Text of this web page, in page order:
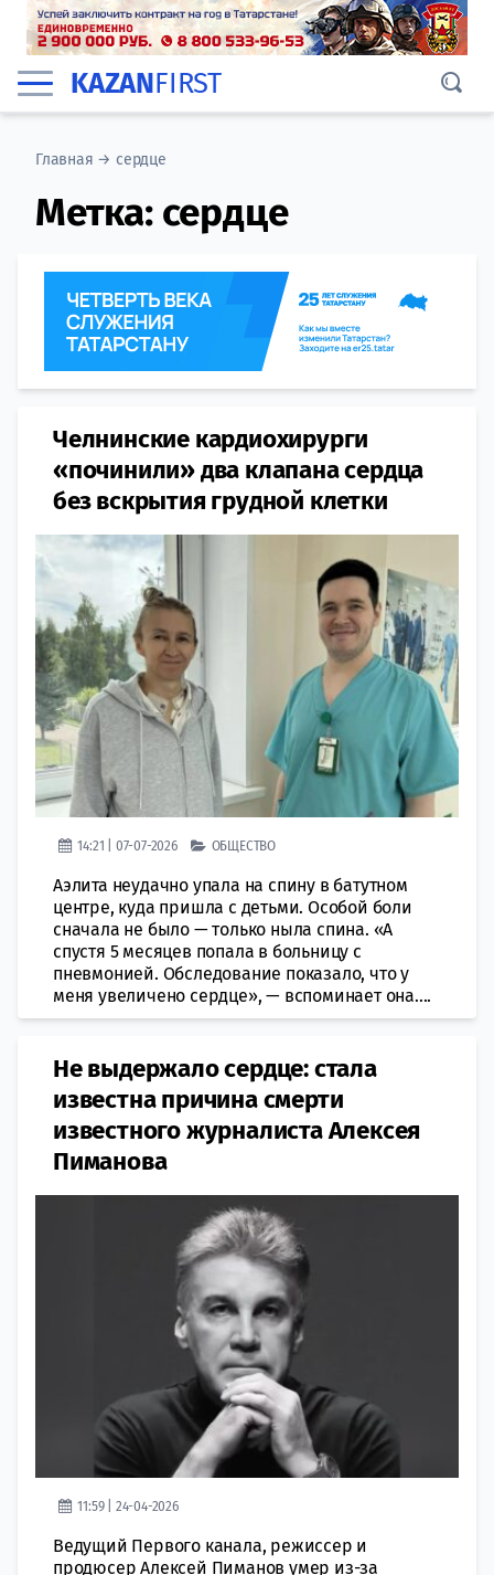
KAZANFIRST
Главная → сердце
Метка: сердце
Челнинские кардиохирурги
«починили» два клапана сердца
без вскрытия грудной клетки
14:21 | 07-07-2026 ОБЩЕСТВО
Аэлита неудачно упала на спину в батутном
центре, куда пришла с детьми. Особой боли
сначала не было — только ныла спина. «А
спустя 5 месяцев попала в больницу с
пневмонией. Обследование показало, что у
меня увеличено сердце», — вспоминает она....
Не выдержало сердце: стала
известна причина смерти
известного журналиста Алексея
Пиманова
11:59 | 24-04-2026
Ведущий Первого канала, режиссер и
продюсер Алексей Пиманов умер из-за